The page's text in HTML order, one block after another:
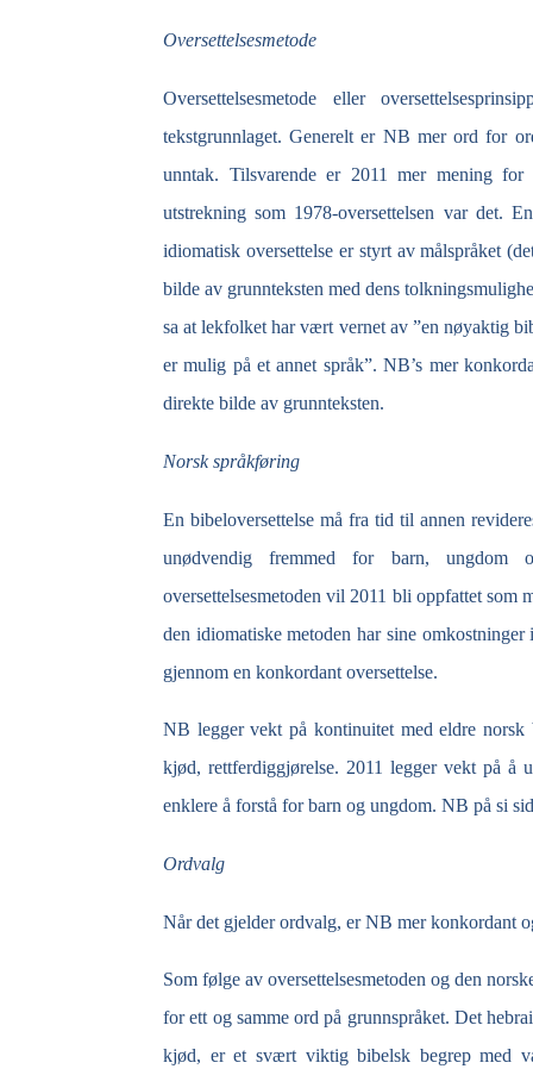
Oversettelsesmetode
Oversettelsesmetode eller
tekstgrunnlaget. Generelt er NB mer ord for
unntak. Tilsvarende er 2011 mer mening for
utstrekning som 1978-oversettelsen var det.
idiomatisk oversettelse er styrt av målspråket
bilde av grunnteksten med dens
sa at lekfolket har vært vernet av ”en nøyaktig
er mulig på et annet språk”. NB’s mer
direkte bilde av grunnteksten.
Norsk språkføring
En bibeloversettelse må fra tid til annen
unødvendig fremmed for barn, ungdom
oversettelsesmetoden vil 2011 bli oppfattet som
den idiomatiske metoden har sine
gjennom en konkordant oversettelse.
NB legger vekt på kontinuitet med eldre
kjød, rettferdiggjørelse. 2011 legger vekt på å
enklere å forstå for barn og ungdom. NB på si
Ordvalg
Når det gjelder ordvalg, er NB mer konkordant
Som følge av oversettelsesmetoden og den
for ett og samme ord på grunnspråket. Det
kjød, er et svært viktig bibelsk begrep med